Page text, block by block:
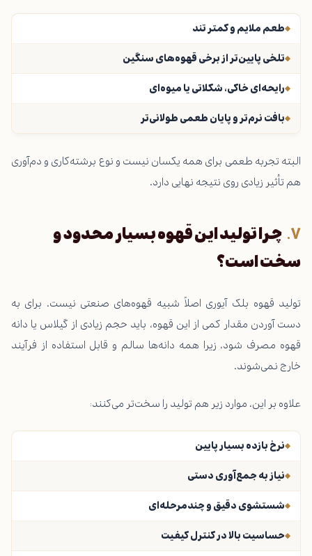
طعم ملایم و کمتر تند
تلخی پایین‌تر از برخی قهوه‌های سنگین
رایحه‌ای خاکی، شکلاتی یا میوه‌ای
بافت نرم‌تر و پایان طعمی طولانی‌تر
البته تجربه طعمی برای همه یکسان نیست و نوع برشته‌کاری و دم‌آوری
هم تأثیر زیادی روی نتیجه نهایی دارد.
چرا تولید این قهوه بسیار محدود و
سخت است؟
تولید قهوه بلک آیوری اصلاً شبیه قهوه‌های صنعتی نیست. برای به
دست آوردن مقدار کمی از این قهوه، باید حجم زیادی از گیلاس یا دانه
قهوه مصرف شود، زیرا همه دانه‌ها سالم و قابل استفاده از فرآیند
خارج نمی‌شوند.
علاوه بر این، موارد زیر هم تولید را سخت‌تر می‌کنند:
نرخ بازده بسیار پایین
نیاز به جمع‌آوری دستی
شستشوی دقیق و چندمرحله‌ای
حساسیت بالا در کنترل کیفیت